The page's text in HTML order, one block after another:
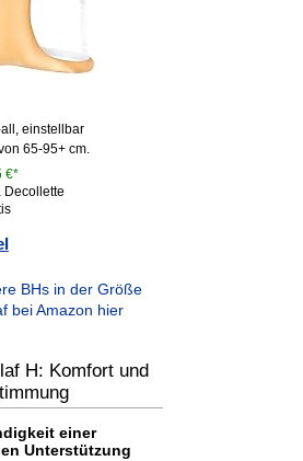
einstellbar
65-95+ cm.
€*
Decollette
BHs in der Größe
bei Amazon hier
H: Komfort und
einer
Unterstützung